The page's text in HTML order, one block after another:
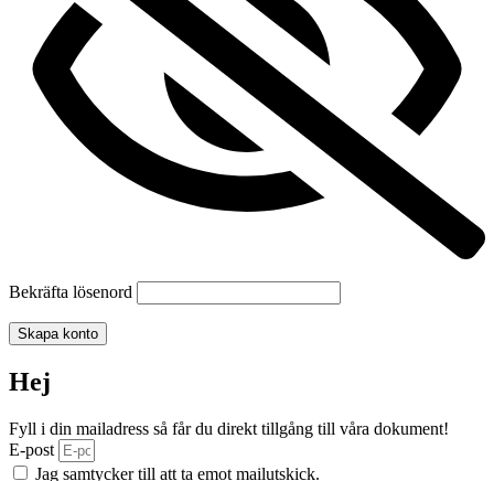
Bekräfta lösenord
Skapa konto
Hej
Fyll i din mailadress så får du direkt tillgång till våra dokument!
E-post
Jag samtycker till att ta emot mailutskick.